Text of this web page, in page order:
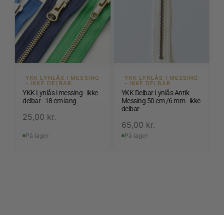
YKK LYNLÅS I MESSING
- IKKE DELBAR
YKK Lynlås i messing - ikke
delbar - 18 cm lang
25,00 kr.
På lager
YKK LYNLÅS I MESSING
- IKKE DELBAR
YKK Delbar Lynlås Antik
Messing 50 cm /6 mm - ikke
delbar
65,00 kr.
På lager